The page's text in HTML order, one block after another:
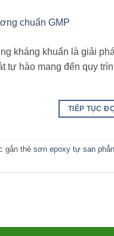
kháng khuẩn là giải
tự hào mang đến quy
TIẾP TỤC
gắn thẻ sơn epoxy tự san